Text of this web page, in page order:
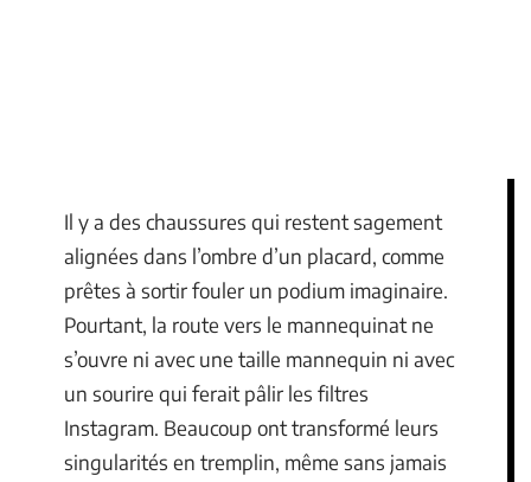
Il y a des chaussures qui restent sagement
alignées dans l’ombre d’un placard, comme
prêtes à sortir fouler un podium imaginaire.
Pourtant, la route vers le mannequinat ne
s’ouvre ni avec une taille mannequin ni avec
un sourire qui ferait pâlir les filtres
Instagram. Beaucoup ont transformé leurs
singularités en tremplin, même sans jamais